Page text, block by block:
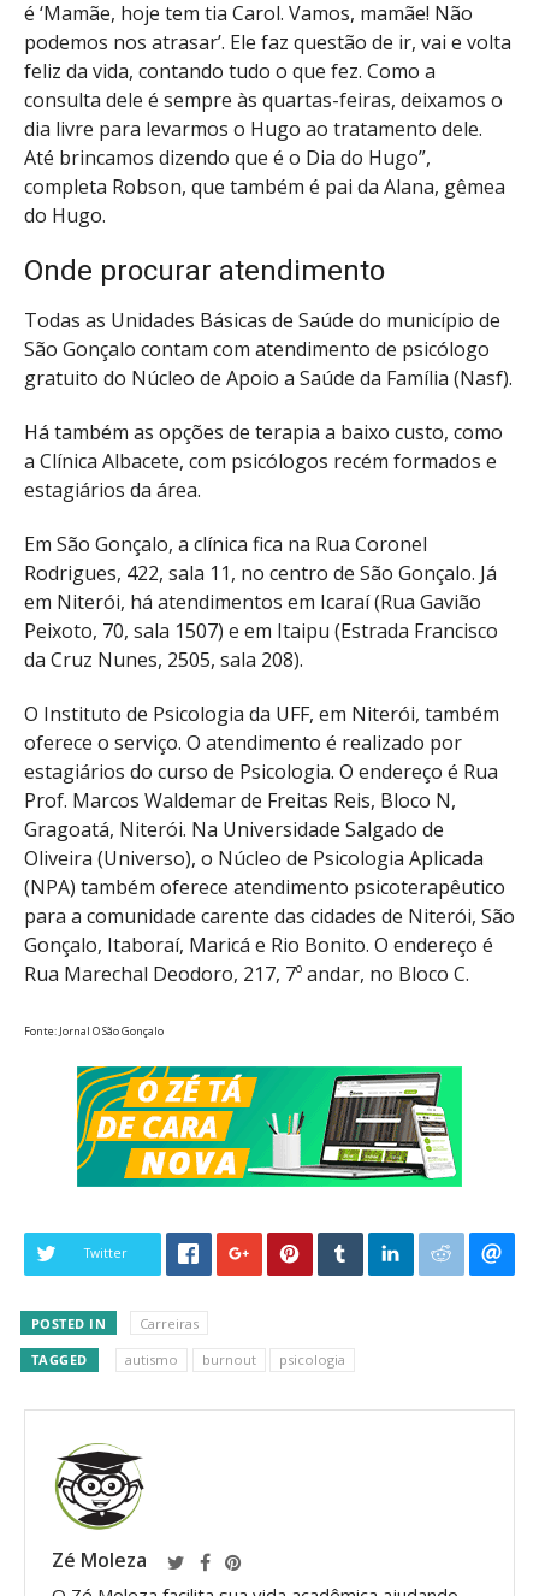
é ‘Mamãe, hoje tem tia Carol. Vamos, mamãe! Não
podemos nos atrasar’. Ele faz questão de ir, vai e volta
feliz da vida, contando tudo o que fez. Como a
consulta dele é sempre às quartas-feiras, deixamos o
dia livre para levarmos o Hugo ao tratamento dele.
Até brincamos dizendo que é o Dia do Hugo”,
completa Robson, que também é pai da Alana, gêmea
do Hugo.
Onde procurar atendimento
Todas as Unidades Básicas de Saúde do município de
São Gonçalo contam com atendimento de psicólogo
gratuito do Núcleo de Apoio a Saúde da Família (Nasf).
Há também as opções de terapia a baixo custo, como
a Clínica Albacete, com psicólogos recém formados e
estagiários da área.
Em São Gonçalo, a clínica fica na Rua Coronel
Rodrigues, 422, sala 11, no centro de São Gonçalo. Já
em Niterói, há atendimentos em Icaraí (Rua Gavião
Peixoto, 70, sala 1507) e em Itaipu (Estrada Francisco
da Cruz Nunes, 2505, sala 208).
O Instituto de Psicologia da UFF, em Niterói, também
oferece o serviço. O atendimento é realizado por
estagiários do curso de Psicologia. O endereço é Rua
Prof. Marcos Waldemar de Freitas Reis, Bloco N,
Gragoatá, Niterói. Na Universidade Salgado de
Oliveira (Universo), o Núcleo de Psicologia Aplicada
(NPA) também oferece atendimento psicoterapêutico
para a comunidade carente das cidades de Niterói, São
Gonçalo, Itaboraí, Maricá e Rio Bonito. O endereço é
Rua Marechal Deodoro, 217, 7º andar, no Bloco C.
Fonte: Jornal O São Gonçalo
Twitter
POSTED IN Carreiras
TAGGED autismo burnout psicologia
Zé Moleza